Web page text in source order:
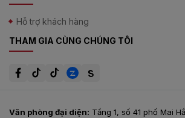
Hỗ trợ khách hàng
THAM GIA CÙNG CHÚNG TÔI
Văn phòng đại diện: Tầng 1, số 41 phố Mai